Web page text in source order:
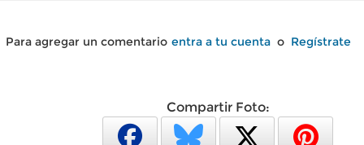
Para agregar un comentario entra a tu cuenta o Regístrate
Compartir Foto: